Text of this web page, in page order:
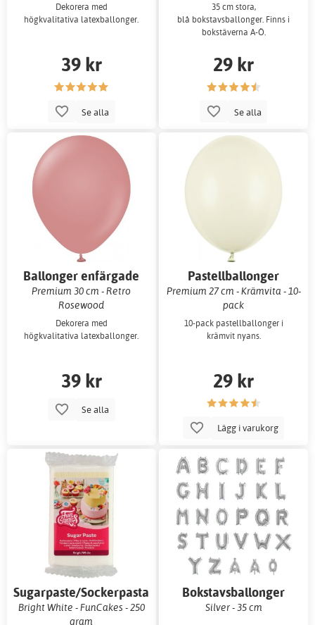
Dekorera med
högkvalitativa latexballonger.
39 kr
Se alla
35 cm stora,
blå bokstavsballonger. Finns i
bokstäverna A-Ö.
29 kr
Se alla
Ballonger enfärgade
Premium 30 cm - Retro
Rosewood
Dekorera med
högkvalitativa latexballonger.
39 kr
Se alla
Pastellballonger
Premium 27 cm - Krämvita - 10-
pack
10-pack pastellballonger i
krämvit nyans.
29 kr
Lägg i varukorg
Sugarpaste/Sockerpasta
Bright White - FunCakes - 250
gram
Bokstavsballonger
Silver - 35 cm